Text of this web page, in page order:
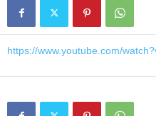
https://www.youtube.com/